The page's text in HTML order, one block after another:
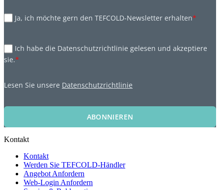
Ja, ich möchte gern den TEFCOLD-Newsletter erhalten*
Ich habe die Datenschutzrichtlinie gelesen und akzeptiere
sie.*
Lesen Sie unsere Datenschutzrichtlinie
ABONNIEREN
Kontakt
Kontakt
Werden Sie TEFCOLD-Händler
Angebot Anfordern
Web-Login Anfordern